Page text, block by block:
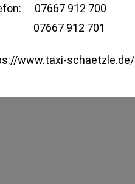
07667 912 700
07667 912 701
www.taxi-schaetzle.de/